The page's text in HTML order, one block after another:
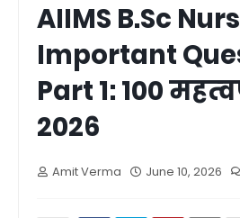
AIIMS B.Sc
Important
Part 1: 100
2026
Amit Verma June 10, 2026